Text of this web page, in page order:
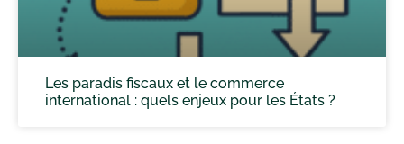
Les paradis fiscaux et le commerce
international : quels enjeux pour les États ?